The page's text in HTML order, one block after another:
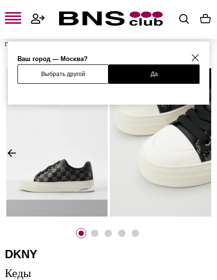
Ваш город — Москва?
Выбрать другой Да
Главная
%
DKNY
Кеды